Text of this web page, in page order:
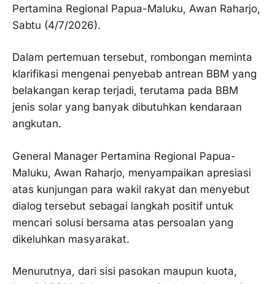
Pertamina Regional Papua-Maluku, Awan Raharjo,
Sabtu (4/7/2026).
Dalam pertemuan tersebut, rombongan meminta
klarifikasi mengenai penyebab antrean BBM yang
belakangan kerap terjadi, terutama pada BBM
jenis solar yang banyak dibutuhkan kendaraan
angkutan.
General Manager Pertamina Regional Papua-
Maluku, Awan Raharjo, menyampaikan apresiasi
atas kunjungan para wakil rakyat dan menyebut
dialog tersebut sebagai langkah positif untuk
mencari solusi bersama atas persoalan yang
dikeluhkan masyarakat.
Menurutnya, dari sisi pasokan maupun kuota,